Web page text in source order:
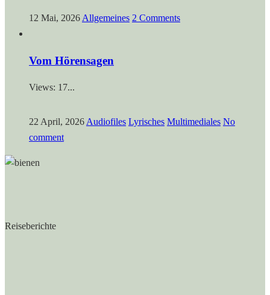
12 Mai, 2026 Allgemeines 2 Comments
Vom Hörensagen
Views: 17...
22 April, 2026 Audiofiles Lyrisches Multimediales No
comment
Reiseberichte